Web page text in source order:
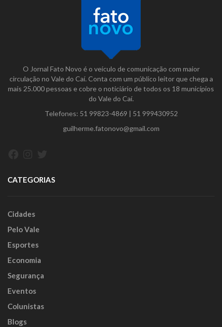
O Jornal Fato Novo é o veículo de comunicação com maior
circulação no Vale do Caí. Conta com um público leitor que chega a
mais 25.000 pessoas e cobre o noticiário de todos os 18 municípios
do Vale do Caí.
Telefones: 51 99823-4869 | 51 999430952
guilherme.fatonovo@gmail.com
CATEGORIAS
Cidades
Pelo Vale
Esportes
Economia
Segurança
Eventos
Colunistas
Blogs